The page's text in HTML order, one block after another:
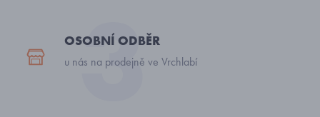
OSOBNÍ ODBĚR
u nás na prodejně ve Vrchlabí